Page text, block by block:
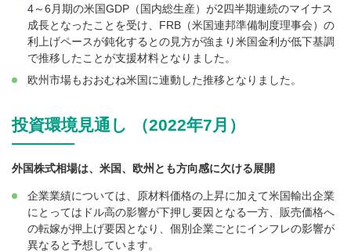
4～6月期の米国GDP（国内総生産）が2四半期連続のマイナス
成長となったことを受け、FRB（米国連邦準備制度理事会）の
利上げペースが鈍化するとの見方が強まり米国金利が低下基調
で推移したことが支援材料となりました。
欧州市場もおおむね米国に連動した推移となりました。
投資環境見通し （2022年7月）
外国株式相場は、米国、欧州とも方向感に欠ける展開
企業業績については、原材料価格の上昇に加えて米国輸出企業
にとってはドル高の影響が下押し要因となる一方、販売価格へ
の転嫁が押上げ要因となり、個別企業ごとにインフレの影響が
異なると予想しています。